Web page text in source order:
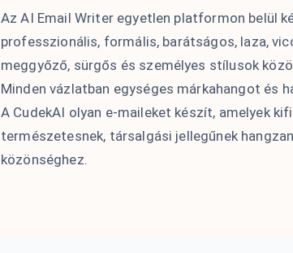
Az AI Email Writer egyetlen platformon belül
professzionális, formális, barátságos, laza,
meggyőző, sürgős és személyes stílusok
Minden vázlatban egységes márkahangot és
A CudekAI olyan e-maileket készít, amelyek
természetesnek, társalgási jellegűnek
közönséghez.